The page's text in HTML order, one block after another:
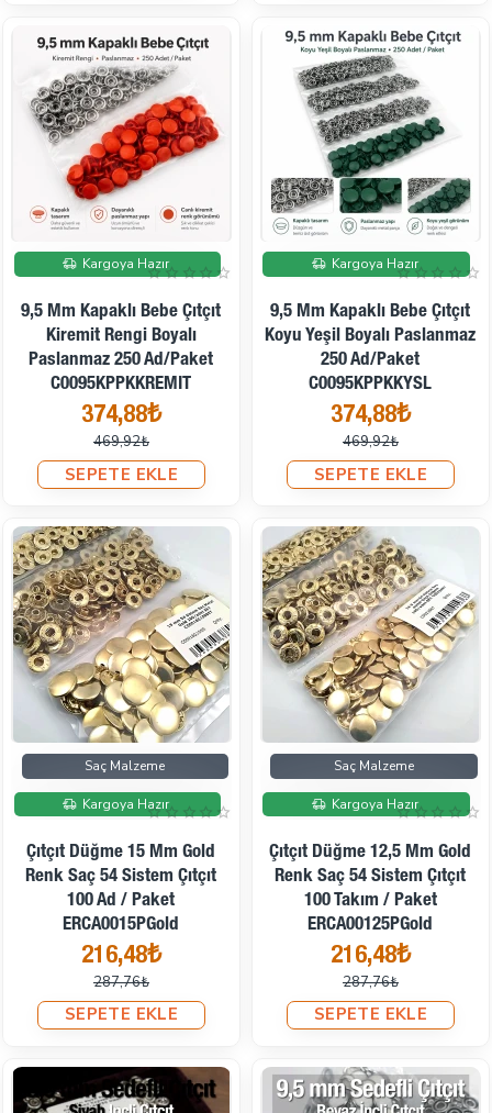
İndirimde
Kargoya Hazır
9,5 Mm Kapaklı Bebe Çıtçıt
Kiremit Rengi Boyalı
Paslanmaz 250 Ad/Paket
C0095KPPKKREMIT
374,88₺
469,92₺
SEPETE EKLE
İndirimde
Kargoya Hazır
9,5 Mm Kapaklı Bebe Çıtçıt
Koyu Yeşil Boyalı Paslanmaz
250 Ad/Paket
C0095KPPKKYSL
374,88₺
469,92₺
SEPETE EKLE
İndirimde
Saç Malzeme
Kargoya Hazır
Çıtçıt Düğme 15 Mm Gold
Renk Saç 54 Sistem Çıtçıt
100 Ad / Paket
ERCA0015PGold
216,48₺
287,76₺
SEPETE EKLE
İndirimde
Saç Malzeme
Kargoya Hazır
Çıtçıt Düğme 12,5 Mm Gold
Renk Saç 54 Sistem Çıtçıt
100 Takım / Paket
ERCA00125PGold
216,48₺
287,76₺
SEPETE EKLE